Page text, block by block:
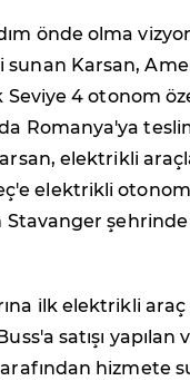
önde olma
Karsan,
Seviye 4 otonom
Romanya'ya
elektrikli
elektrikli
Stavanger
ilk elektrikli araç
satışı
hizmete